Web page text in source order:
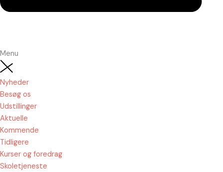
Menu
Nyheder
Besøg os
Udstillinger
Aktuelle
Kommende
Tidligere
Kurser og foredrag
Skoletjeneste